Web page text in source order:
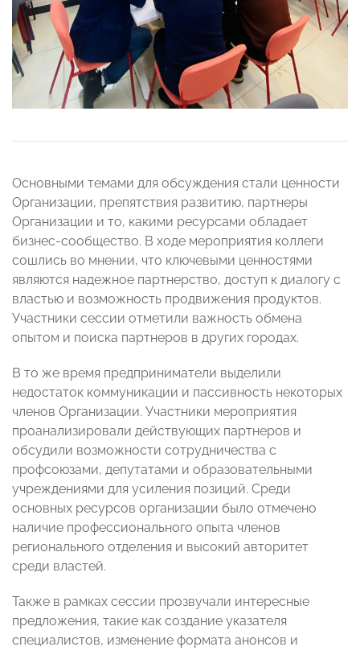
Основными темами для обсуждения стали ценности
Организации, препятствия развитию, партнеры
Организации и то, какими ресурсами обладает
бизнес-сообщество. В ходе мероприятия коллеги
сошлись во мнении, что ключевыми ценностями
являются надежное партнерство, доступ к диалогу с
властью и возможность продвижения продуктов.
Участники сессии отметили важность обмена
опытом и поиска партнеров в других городах.
В то же время предприниматели выделили
недостаток коммуникации и пассивность некоторых
членов Организации. Участники мероприятия
проанализировали действующих партнеров и
обсудили возможности сотрудничества с
профсоюзами, депутатами и образовательными
учреждениями для усиления позиций. Среди
основных ресурсов организации было отмечено
наличие профессионального опыта членов
регионального отделения и высокий авторитет
среди властей.
Также в рамках сессии прозвучали интересные
предложения, такие как создание указателя
специалистов, изменение формата анонсов и